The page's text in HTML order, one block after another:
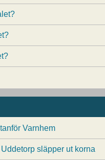
Varnhem
släpper ut korna